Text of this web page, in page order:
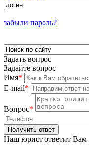
забыли пароль?
Задать вопрос
Задайте вопрос
Имя*
E-mail*
Вопрос*
Наш юрист ответит Вам